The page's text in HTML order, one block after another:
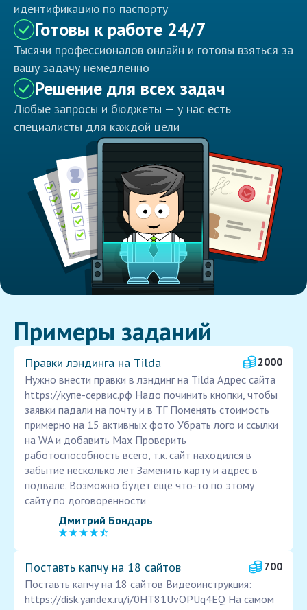
идентификацию по паспорту
Готовы к работе 24/7
Тысячи профессионалов онлайн и готовы взяться за
вашу задачу немедленно
Решение для всех задач
Любые запросы и бюджеты — у нас есть
специалисты для каждой цели
Примеры заданий
Правки лэндинга на Tilda
2000
Нужно внести правки в лэндинг на Tilda Адрес сайта
https://купе-сервис.рф Надо починить кнопки, чтобы
заявки падали на почту и в ТГ Поменять стоимость
примерно на 15 активных фото Убрать лого и ссылки
на WA и добавить Мах Проверить
работоспособность всего, т.к. сайт находился в
забытие несколько лет Заменить карту и адрес в
подвале. Возможно будет ещё что-то по этому
сайту по договорённости
Дмитрий Бондарь
Поставть капчу на 18 сайтов
700
Поставть капчу на 18 сайтов Видеоинструкция:
https://disk.yandex.ru/i/0HT81UvOPUq4EQ На самом